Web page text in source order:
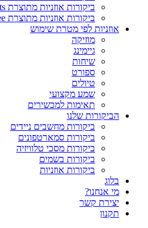
ביקורות אוזניות מתוצרת Beats
ביקורות אוזניות מתוצרת Avantree
אוזניות לפי מטרת שימוש
מוזיקה
גיימינג
שיחות
ספורט
טיולים
שמע מקצועי
תאימות למכשירים
הביקורות שלנו
ביקורות מחשבים ניידים
ביקורות סמארטפונים
ביקורות מסכי טלוויזיה
ביקורות בשמים
ביקורות אוזניות
בלוג
מי אנחנו?
יצירת קשר
תקנון